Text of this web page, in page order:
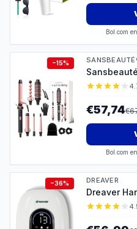
Bol.com
−15%
€57,74€
Bol.com
−36% DREAVER
Dreaver